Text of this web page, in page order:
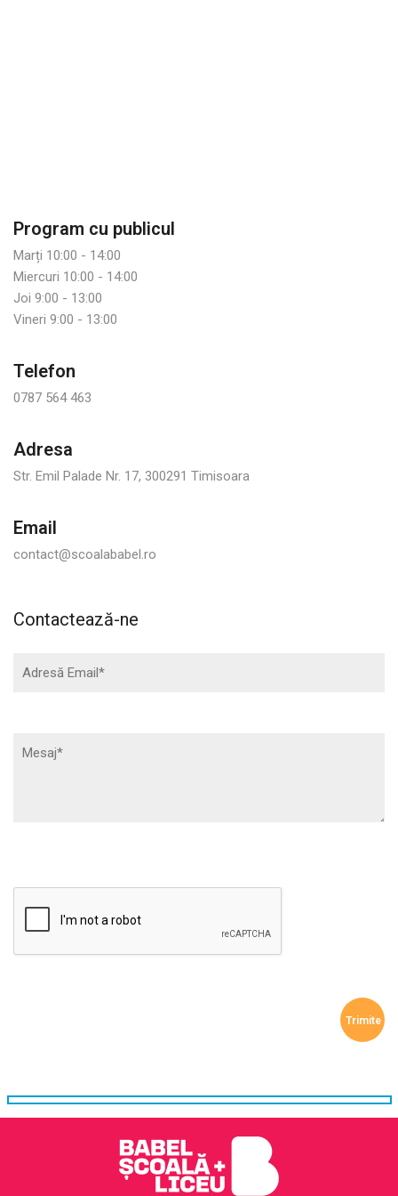
Program cu publicul
Marți 10:00 - 14:00
Miercuri 10:00 - 14:00
Joi 9:00 - 13:00
Vineri 9:00 - 13:00
Telefon
0787 564 463
Adresa
Str. Emil Palade Nr. 17, 300291 Timisoara
Email
contact@scoalababel.ro
Contactează-ne